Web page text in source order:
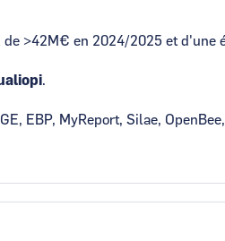
de >42M€ en 2024/2025 et d'une
.
EBP, MyReport, Silae,